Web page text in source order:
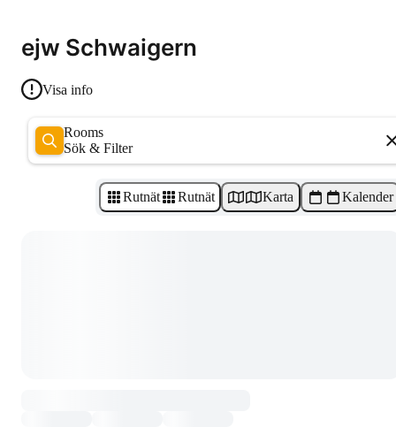
ejw Schwaigern
Visa info
Rooms
Sök & Filter
Rutnät Rutnät Karta Kalender